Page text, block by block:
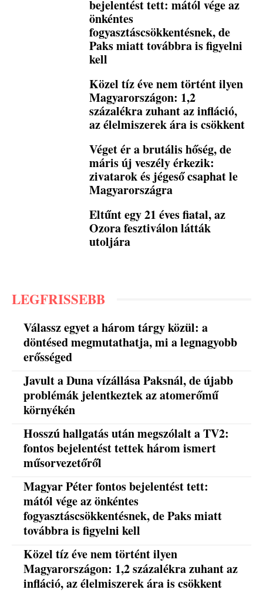
bejelentést tett: mától vége az
önkéntes
fogyasztáscsökkentésnek, de
Paks miatt továbbra is figyelni
kell
Közel tíz éve nem történt ilyen
Magyarországon: 1,2
százalékra zuhant az infláció,
az élelmiszerek ára is csökkent
Véget ér a brutális hőség, de
máris új veszély érkezik:
zivatarok és jégeső csaphat le
Magyarországra
Eltűnt egy 21 éves fiatal, az
Ozora fesztiválon látták
utoljára
LEGFRISSEBB
Válassz egyet a három tárgy közül: a
döntésed megmutathatja, mi a legnagyobb
erősséged
Javult a Duna vízállása Paksnál, de újabb
problémák jelentkeztek az atomerőmű
környékén
Hosszú hallgatás után megszólalt a TV2:
fontos bejelentést tettek három ismert
műsorvezetőről
Magyar Péter fontos bejelentést tett:
mától vége az önkéntes
fogyasztáscsökkentésnek, de Paks miatt
továbbra is figyelni kell
Közel tíz éve nem történt ilyen
Magyarországon: 1,2 százalékra zuhant az
infláció, az élelmiszerek ára is csökkent